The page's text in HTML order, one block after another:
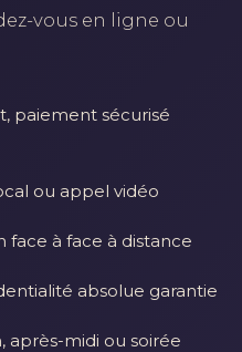
vous en ligne ou
paiement sécurisé
ou appel vidéo
face à face à distance
absolue garantie
midi ou soirée